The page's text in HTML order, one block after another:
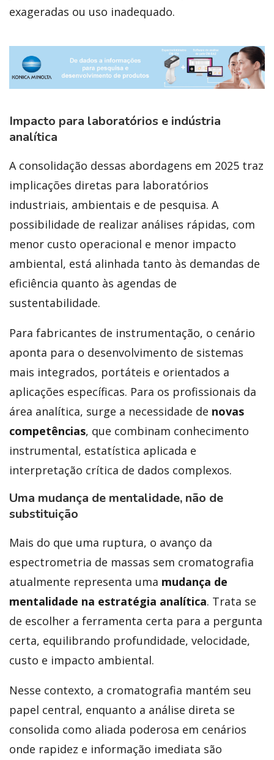
exageradas ou uso inadequado.
Impacto para laboratórios e indústria
analítica
A consolidação dessas abordagens em 2025 traz
implicações diretas para laboratórios
industriais, ambientais e de pesquisa. A
possibilidade de realizar análises rápidas, com
menor custo operacional e menor impacto
ambiental, está alinhada tanto às demandas de
eficiência quanto às agendas de
sustentabilidade.
Para fabricantes de instrumentação, o cenário
aponta para o desenvolvimento de sistemas
mais integrados, portáteis e orientados a
aplicações específicas. Para os profissionais da
área analítica, surge a necessidade de novas
competências, que combinam conhecimento
instrumental, estatística aplicada e
interpretação crítica de dados complexos.
Uma mudança de mentalidade, não de
substituição
Mais do que uma ruptura, o avanço da
espectrometria de massas sem cromatografia
atualmente representa uma mudança de
mentalidade na estratégia analítica. Trata se
de escolher a ferramenta certa para a pergunta
certa, equilibrando profundidade, velocidade,
custo e impacto ambiental.
Nesse contexto, a cromatografia mantém seu
papel central, enquanto a análise direta se
consolida como aliada poderosa em cenários
onde rapidez e informação imediata são